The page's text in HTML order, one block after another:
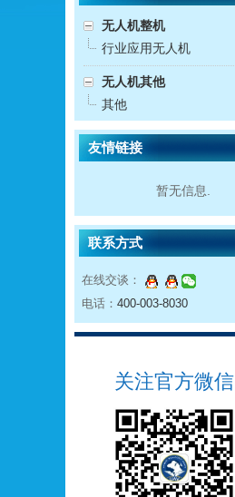
无人机整机
行业应用无人机
无人机其他
其他
友情链接
暂无信息.
联系方式
在线交谈：
电话： 400-003-8030
关注官方微信